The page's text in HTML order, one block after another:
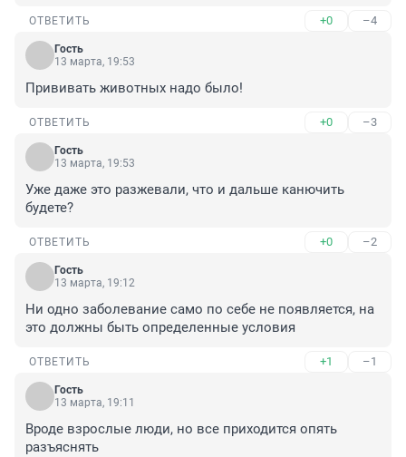
ОТВЕТИТЬ +0 –4
Гость
13 марта, 19:53
Прививать животных надо было!
ОТВЕТИТЬ +0 –3
Гость
13 марта, 19:53
Уже даже это разжевали, что и дальше канючить
будете?
ОТВЕТИТЬ +0 –2
Гость
13 марта, 19:12
Ни одно заболевание само по себе не появляется, на
это должны быть определенные условия
ОТВЕТИТЬ +1 –1
Гость
13 марта, 19:11
Вроде взрослые люди, но все приходится опять
разъяснять